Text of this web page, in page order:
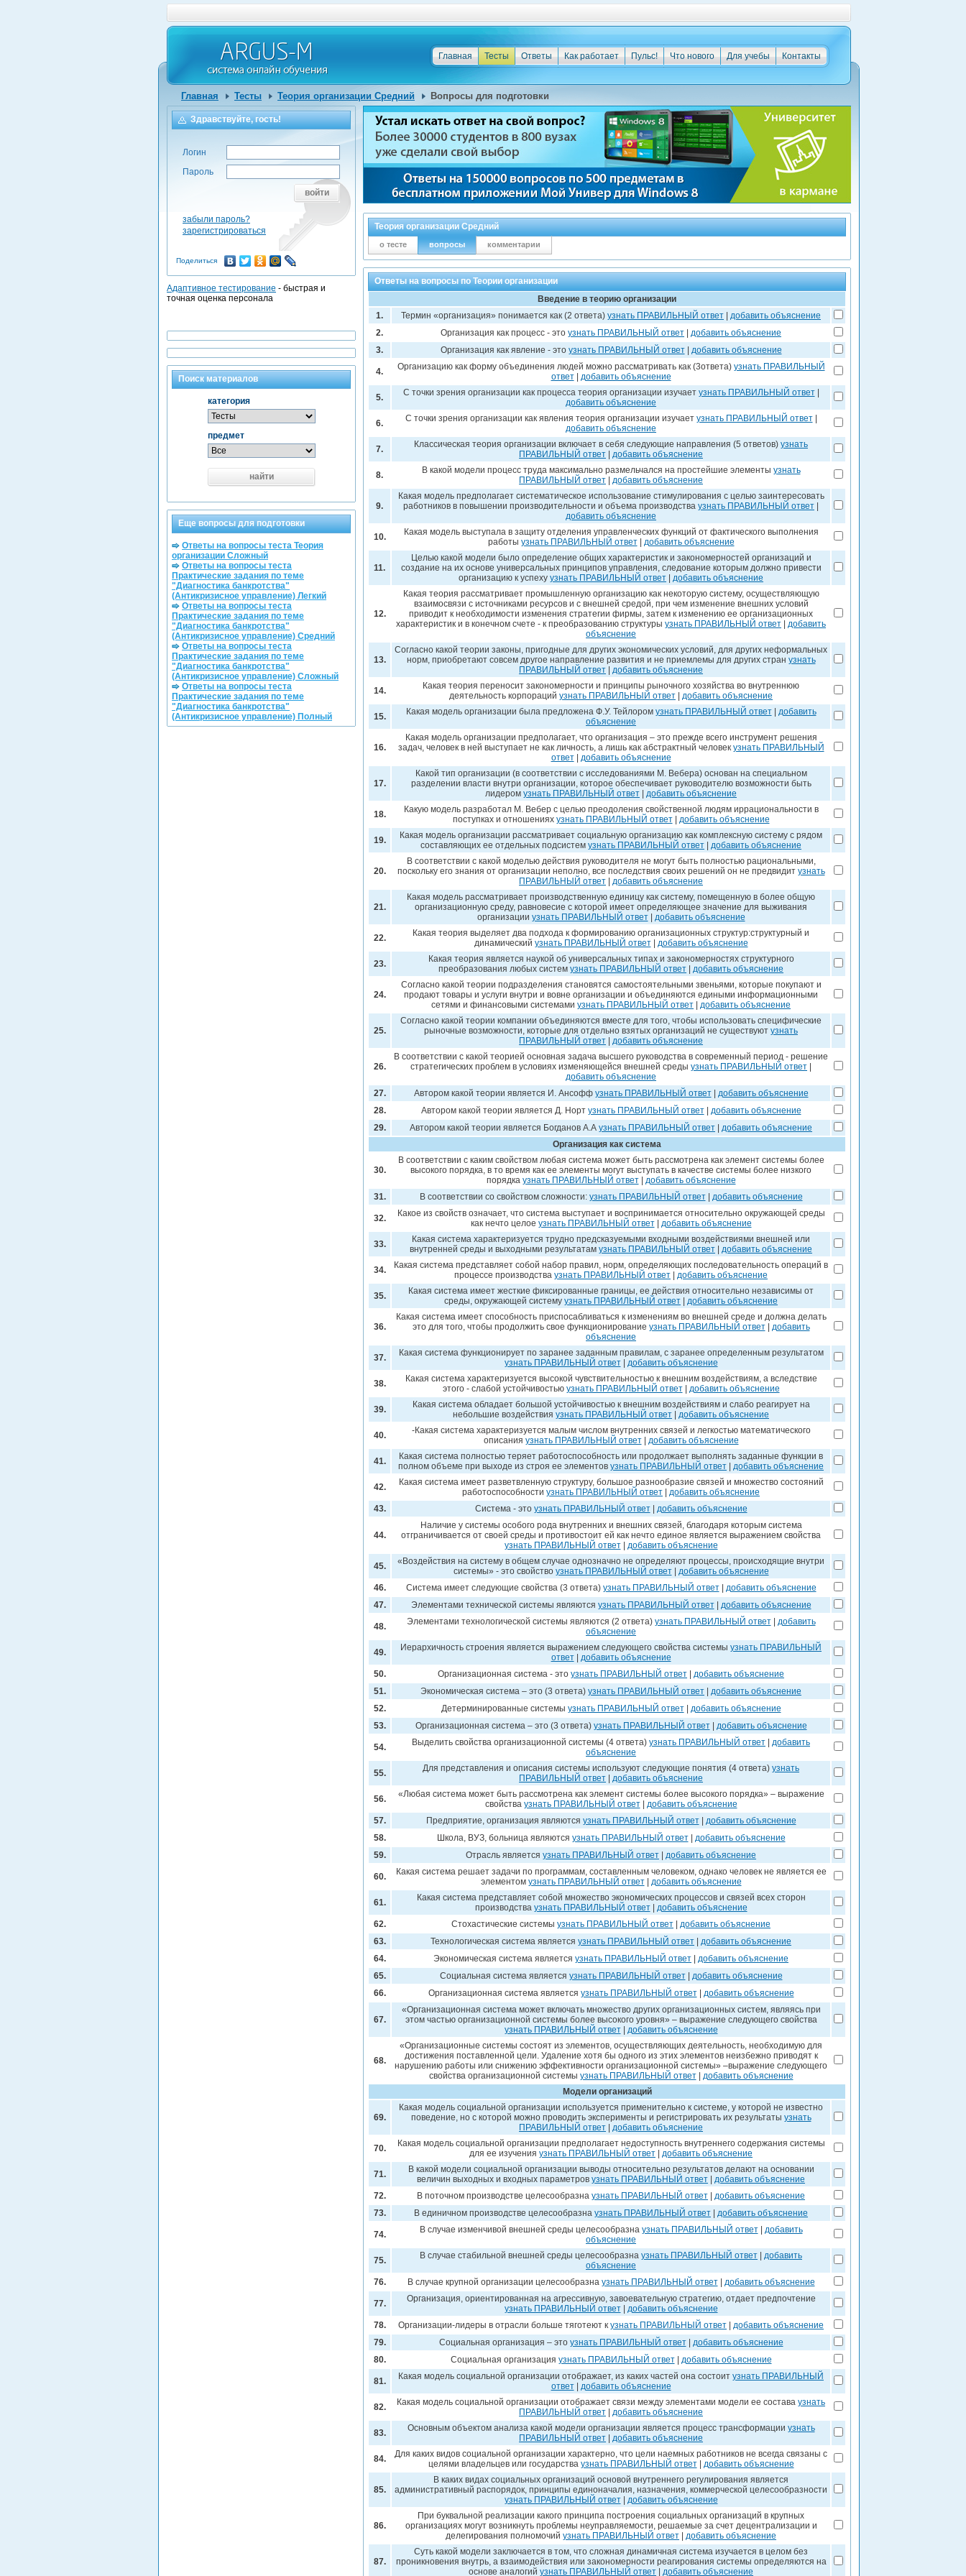
Контакты
Для учебы
Что нового
Пульс!
Как работает
Ответы
Тесты
Главная
Главная Тесты Теория организации Средний Вопросы для подготовки
Теория организации Средний
о тесте вопросы комментарии
Ответы на вопросы по Теории организации
Введение в теорию организации
1.
Термин «организация» понимается как (2 ответа) узнать ПРАВИЛЬНЫЙ ответ
добавить объяснение
2.
Организация как процесс - это узнать ПРАВИЛЬНЫЙ ответ
добавить объяснение
3.
Организация как явление - это узнать ПРАВИЛЬНЫЙ ответ| добавить объяснение
4. Организацию как форму объединения людей можно рассматривать как (3ответа) узнать ПРАВИЛЬНЫЙ
ответ| добавить объяснение
5. С точки зрения организации как процесса теория организации изучает узнать ПРАВИЛЬНЫЙ ответ|
добавить объяснение
6. С точки зрения организации как явления теория организации изучает узнать ПРАВИЛЬНЫЙ ответ|
добавить объяснение
7. Классическая теория организации включает в себя следующие направления (5 ответов) узнать
ПРАВИЛЬНЫЙ ответ
добавить объяснение
8. В какой модели процесс труда максимально размельчался на простейшие элементы узнать
ПРАВИЛЬНЫЙ ответ
добавить объяснение
9.
Какая модель предполагает систематическое использование стимулирования с целью заинтересовать
работников в повышении производительности и объема производства узнать ПРАВИЛЬНЫЙ ответ
добавить объяснение
10.
Какая модель выступала в защиту отделения управленческих функций от фактического выполнения
работы узнать ПРАВИЛЬНЫЙ ответ| добавить объяснение
11.
Целью какой модели было определение общих характеристик и закономерностей организаций и
создание на их основе универсальных принципов управления, следование которым должно привести
организацию к успеху узнать ПРАВИЛЬНЫЙ ответ добавить объяснение
12.
Какая теория рассматривает промышленную организацию как некоторую систему, осуществляющую
взаимосвязи с источниками ресурсов и с внешней средой, при чем изменение внешних условий
приводит к необходимости изменения стратегии фирмы, затем к изменению ее организационных
характеристик и в конечном счете - к преобразованию структуры узнать ПРАВИЛЬНЫЙ ответ
добавить
объяснение
13.
Согласно какой теории законы, пригодные для других экономических условий, для других неформальных
норм, приобретают совсем другое направление развития и не приемлемы для других стран узнать
ПРАВИЛЬНЫЙ ответ
добавить объяснение
14.
Какая теория переносит закономерности и принципы рыночного хозяйства во внутреннюю
деятельность корпораций узнать ПРАВИЛЬНЫЙ ответ добавить объяснение
15. Какая модель организации была предложена Ф.У. Тейлором узнать ПРАВИЛЬНЫЙ ответ| добавить
объяснение
16.
Какая модель организации предполагает, что организация – это прежде всего инструмент решения
задач, человек в ней выступает не как личность, а лишь как абстрактный человек узнать ПРАВИЛЬНЫЙ
ответ| добавить объяснение
17.
Какой тип организации (в соответствии с исследованиями М. Вебера) основан на специальном
разделении власти внутри организации, которое обеспечивает руководителю возможности быть
лидером узнать ПРАВИЛЬНЫЙ ответ добавить объяснение
18.
Какую модель разработал М. Вебер с целью преодоления свойственной людям иррациональности в
поступках и отношениях узнать ПРАВИЛЬНЫЙ ответ| добавить объяснение
19.
Какая модель организации рассматривает социальную организацию как комплексную систему с рядом
составляющих ее отдельных подсистем узнать ПРАВИЛЬНЫЙ ответ добавить объяснение
20.
В соответствии с какой моделью действия руководителя не могут быть полностью рациональными,
поскольку его знания от организации неполно, все последствия своих решений он не предвидит узнать
ПРАВИЛЬНЫЙ ответ
добавить объяснение
21.
Какая модель рассматривает производственную единицу как систему, помещенную в более общую
организационную среду, равновесие с которой имеет определяющее значение для выживания
организации узнать ПРАВИЛЬНЫЙ ответ| добавить объяснение
22.
Какая теория выделяет два подхода к формированию организационных структур:структурный и
динамический узнать ПРАВИЛЬНЫЙ ответ| добавить объяснение
23.
Какая теория является наукой об универсальных типах и закономерностях структурного
преобразования любых систем узнать ПРАВИЛЬНЫЙ ответ добавить объяснение
24.
Согласно какой теории подразделения становятся самостоятельными звеньями, которые покупают и
продают товары и услуги внутри и вовне организации и объединяются едиными информационными
сетями и финансовыми системами узнать ПРАВИЛЬНЫЙ ответ добавить объяснение
25.
Согласно какой теории компании объединяются вместе для того, чтобы использовать специфические
рыночные возможности, которые для отдельно взятых организаций не существуют узнать
ПРАВИЛЬНЫЙ ответ
добавить объяснение
26.
В соответствии с какой теорией основная задача высшего руководства в современный период - решение
стратегических проблем в условиях изменяющейся внешней среды узнать ПРАВИЛЬНЫЙ ответ
добавить объяснение
27.
Автором какой теории является И. Ансофф узнать ПРАВИЛЬНЫЙ ответ| добавить объяснение
28.
Автором какой теории является Д. Норт узнать ПРАВИЛЬНЫЙ ответ| добавить объяснение
29.
Автором какой теории является Богданов А.А узнать ПРАВИЛЬНЫЙ ответ
добавить объяснение
Организация как система
30.
В соответствии с каким свойством любая система может быть рассмотрена как элемент системы более
высокого порядка, в то время как ее элементы могут выступать в качестве системы более низкого
порядка узнать ПРАВИЛЬНЫЙ ответ| добавить объяснение
31.
В соответствии со свойством сложности: узнать ПРАВИЛЬНЫЙ ответ| добавить объяснение
32.
Какое из свойств означает, что система выступает и воспринимается относительно окружающей среды
как нечто целое узнать ПРАВИЛЬНЫЙ ответ| добавить объяснение
33.
Какая система характеризуется трудно предсказуемыми входными воздействиями внешней или
внутренней среды и выходными результатам узнать ПРАВИЛЬНЫЙ ответ добавить объяснение
34.
Какая система представляет собой набор правил, норм, определяющих последовательность операций в
процессе производства узнать ПРАВИЛЬНЫЙ ответ добавить объяснение
35.
Какая система имеет жесткие фиксированные границы, ее действия относительно независимы от
среды, окружающей систему узнать ПРАВИЛЬНЫЙ ответ добавить объяснение
36.
Какая система имеет способность приспосабливаться к изменениям во внешней среде и должна делать
это для того, чтобы продолжить свое функционирование узнать ПРАВИЛЬНЫЙ ответ| добавить
объяснение
37.
Какая система функционирует по заранее заданным правилам, с заранее определенным результатом
узнать ПРАВИЛЬНЫЙ ответ| добавить объяснение
38.
Какая система характеризуется высокой чувствительностью к внешним воздействиям, а вследствие
этого - слабой устойчивостью узнать ПРАВИЛЬНЫЙ ответ| добавить объяснение
39.
Какая система обладает большой устойчивостью к внешним воздействиям и слабо реагирует на
небольшие воздействия узнать ПРАВИЛЬНЫЙ ответ добавить объяснение
40.
-Какая система характеризуется малым числом внутренних связей и легкостью математического
описания узнать ПРАВИЛЬНЫЙ ответ| добавить объяснение
41.
Какая система полностью теряет работоспособность или продолжает выполнять заданные функции в
полном объеме при выходе из строя ее элементов узнать ПРАВИЛЬНЫЙ ответ добавить объяснение
42.
Какая система имеет разветвленную структуру, большое разнообразие связей и множество состояний
работоспособности узнать ПРАВИЛЬНЫЙ ответ
добавить объяснение
43.
Система - это узнать ПРАВИЛЬНЫЙ ответ| добавить объяснение
44.
Наличие у системы особого рода внутренних и внешних связей, благодаря которым система
отграничивается от своей среды и противостоит ей как нечто единое является выражением свойства
узнать ПРАВИЛЬНЫЙ ответ| добавить объяснение
45.
«Воздействия на систему в общем случае однозначно не определяют процессы, происходящие внутри
системы» - это свойство узнать ПРАВИЛЬНЫЙ ответ| добавить объяснение
46.
Система имеет следующие свойства (3 ответа) узнать ПРАВИЛЬНЫЙ ответ| добавить объяснение
47.
Элементами технической системы являются узнать ПРАВИЛЬНЫЙ ответ| добавить объяснение
48. Элементами технологической системы являются (2 ответа) узнать ПРАВИЛЬНЫЙ ответ| добавить
объяснение
49. Иерархичность строения является выражением следующего свойства системы узнать ПРАВИЛЬНЫЙ
ответ| добавить объяснение
50.
Организационная система - это узнать ПРАВИЛЬНЫЙ ответ
добавить объяснение
51.
Экономическая система – это (3 ответа) узнать ПРАВИЛЬНЫЙ ответ
добавить объяснение
52.
Детерминированные системы узнать ПРАВИЛЬНЫЙ ответ| добавить объяснение
53.
Организационная система – это (3 ответа) узнать ПРАВИЛЬНЫЙ ответ| добавить объяснение
54. Выделить свойства организационной системы (4 ответа) узнать ПРАВИЛЬНЫЙ ответ
добавить
объяснение
55. Для представления и описания системы используют следующие понятия (4 ответа) узнать
ПРАВИЛЬНЫЙ ответ
добавить объяснение
56.
«Любая система может быть рассмотрена как элемент системы более высокого порядка» – выражение
свойства узнать ПРАВИЛЬНЫЙ ответ| добавить объяснение
57.
Предприятие, организация являются узнать ПРАВИЛЬНЫЙ ответ| добавить объяснение
58.
Школа, ВУЗ, больница являются узнать ПРАВИЛЬНЫЙ ответ| добавить объяснение
59.
Отрасль является узнать ПРАВИЛЬНЫЙ ответ добавить объяснение
60.
Какая система решает задачи по программам, составленным человеком, однако человек не является ее
элементом узнать ПРАВИЛЬНЫЙ ответ| добавить объяснение
61.
Какая система представляет собой множество экономических процессов и связей всех сторон
производства узнать ПРАВИЛЬНЫЙ ответ| добавить объяснение
62.
Стохастические системы узнать ПРАВИЛЬНЫЙ ответ
добавить объяснение
63.
Технологическая система является узнать ПРАВИЛЬНЫЙ ответ
добавить объяснение
64.
Экономическая система является узнать ПРАВИЛЬНЫЙ ответ
добавить объяснение
65.
Социальная система является узнать ПРАВИЛЬНЫЙ ответ| добавить объяснение
66.
Организационная система является узнать ПРАВИЛЬНЫЙ ответ| добавить объяснение
67.
«Организационная система может включать множество других организационных систем, являясь при
этом частью организационной системы более высокого уровня» – выражение следующего свойства
узнать ПРАВИЛЬНЫЙ ответ| добавить объяснение
68.
«Организационные системы состоят из элементов, осуществляющих деятельность, необходимую для
достижения поставленной цели. Удаление хотя бы одного из этих элементов неизбежно приводят к
нарушению работы или снижению эффективности организационной системы» –выражение следующего
свойства организационной системы узнать ПРАВИЛЬНЫЙ ответ| добавить объяснение
Модели организаций
69.
Какая модель социальной организации используется применительно к системе, у которой не известно
поведение, но с которой можно проводить эксперименты и регистрировать их результаты узнать
ПРАВИЛЬНЫЙ ответ
добавить объяснение
70.
Какая модель социальной организации предполагает недоступность внутреннего содержания системы
для ее изучения узнать ПРАВИЛЬНЫЙ ответ добавить объяснение
71.
В какой модели социальной организации выводы относительно результатов делают на основании
величин выходных и входных параметров узнать ПРАВИЛЬНЫЙ ответ
добавить объяснение
72.
В поточном производстве целесообразна узнать ПРАВИЛЬНЫЙ ответ
добавить объяснение
73.
В единичном производстве целесообразна узнать ПРАВИЛЬНЫЙ ответ добавить объяснение
74. В случае изменчивой внешней среды целесообразна узнать ПРАВИЛЬНЫЙ ответ| добавить
объяснение
75. В случае стабильной внешней среды целесообразна узнать ПРАВИЛЬНЫЙ ответ
добавить
объяснение
76.
В случае крупной организации целесообразна узнать ПРАВИЛЬНЫЙ ответ| добавить объяснение
77.
Организация, ориентированная на агрессивную, завоевательную стратегию, отдает предпочтение
узнать ПРАВИЛЬНЫЙ ответ| добавить объяснение
78.
Организации-лидеры в отрасли больше тяготеют к узнать ПРАВИЛЬНЫЙ ответ
добавить объяснение
79.
Социальная организация – это узнать ПРАВИЛЬНЫЙ ответ| добавить объяснение
80.
Социальная организация узнать ПРАВИЛЬНЫЙ ответ| добавить объяснение
81. Какая модель социальной организации отображает, из каких частей она состоит узнать ПРАВИЛЬНЫЙ
ответ| добавить объяснение
82. Какая модель социальной организации отображает связи между элементами модели ее состава узнать
ПРАВИЛЬНЫЙ ответ
добавить объяснение
83. Основным объектом анализа какой модели организации является процесс трансформации узнать
ПРАВИЛЬНЫЙ ответ
добавить объяснение
84.
Для каких видов социальной организации характерно, что цели наемных работников не всегда связаны с
целями владельцев или государства узнать ПРАВИЛЬНЫЙ ответ| добавить объяснение
85.
В каких видах социальных организаций основой внутреннего регулирования является
административный распорядок, принципы единоначалия, назначения, коммерческой целесообразности
узнать ПРАВИЛЬНЫЙ ответ| добавить объяснение
86.
При буквальной реализации какого принципа построения социальных организаций в крупных
организациях могут возникнуть проблемы неуправляемости, решаемые за счет децентрализации и
делегирования полномочий узнать ПРАВИЛЬНЫЙ ответ добавить объяснение
87.
Суть какой модели заключается в том, что сложная динамичная система изучается в целом без
проникновения внутрь, а взаимодействия или закономерности реагирования системы определяются на
основе аналогий узнать ПРАВИЛЬНЫЙ ответ добавить объяснение
Здравствуйте, гость!
Логин
Пароль
войти
забыли пароль?
зарегистрироваться
Поделиться
Адаптивное тестирование - быстрая и
точная оценка персонала
Поиск материалов
категория
предмет
найти
Еще вопросы для подготовки
Ответы на вопросы теста Теория
организации Сложный
Ответы на вопросы теста
Практические задания по теме
"Диагностика банкротства"
(Антикризисное управление) Легкий
Ответы на вопросы теста
Практические задания по теме
"Диагностика банкротства"
(Антикризисное управление) Средний
Ответы на вопросы теста
Практические задания по теме
"Диагностика банкротства"
(Антикризисное управление) Сложный
Ответы на вопросы теста
Практические задания по теме
"Диагностика банкротства"
(Антикризисное управление) Полный